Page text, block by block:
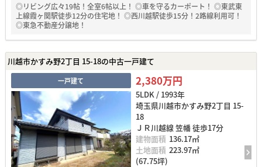
◎リビング広々19帖！全室6帖以上！ ◎車を守るカーポート！ ◎東武東
上線霞ヶ関駅徒歩12分の住宅地！ ◎西川越駅徒歩15分！2路線利用可！
◎東急不動産分譲地！
川越市かすみ野2丁目 15-18の中古一戸建て
一戸建て 2,380万円
5LDK / 1993年
埼玉県川越市かすみ野2丁目 15-
18
ＪＲ川越線 笠幡 徒歩17分
建物面積 136.17㎡
土地面積 223.97㎡
(67.75坪)